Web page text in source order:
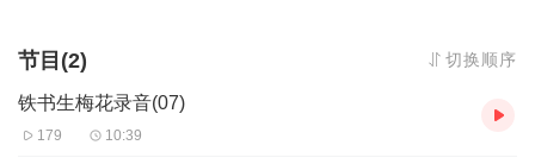
节目(2) 切换顺序
铁书生梅花录音(07)
179 10:39